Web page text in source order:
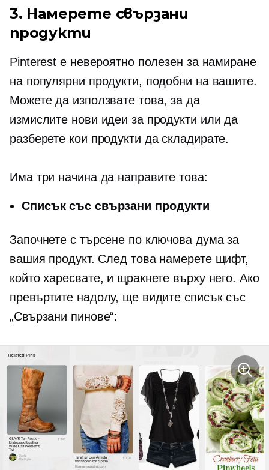
3. Намерете свързани
продукти
Pinterest е невероятно полезен за намиране
на популярни продукти, подобни на вашите.
Можете да използвате това, за да
измислите нови идеи за продукти или да
разберете кои продукти да складирате.
Има три начина да направите това:
Списък със свързани продукти
Започнете с търсене по ключова дума за
вашия продукт. След това намерете щифт,
който харесвате, и щракнете върху него. Ако
превъртите надолу, ще видите списък със
„Свързани пинове“: